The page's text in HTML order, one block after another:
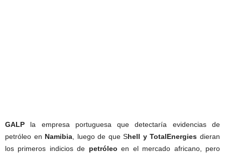
GALP la empresa portuguesa que detectaría evidencias de
petróleo en Namibia, luego de que Shell y TotalEnergies dieran
los primeros indicios de petróleo en el mercado africano, pero